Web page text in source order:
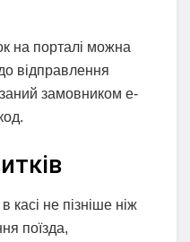
на порталі можна
відправлення
замовником е-
касі не пізніше ніж
поїзда,